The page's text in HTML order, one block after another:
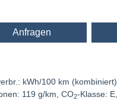
Anfragen
kWh/100 km
119 g/km, CO2-Klasse: